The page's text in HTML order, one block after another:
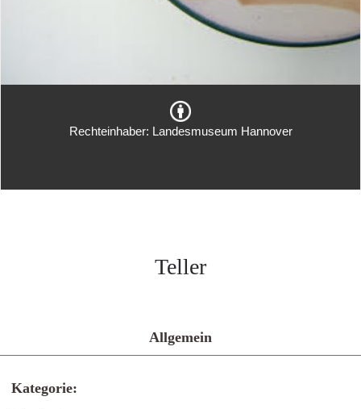
Rechteinhaber: Landesmuseum Hannover
Teller
Allgemein
Kategorie: